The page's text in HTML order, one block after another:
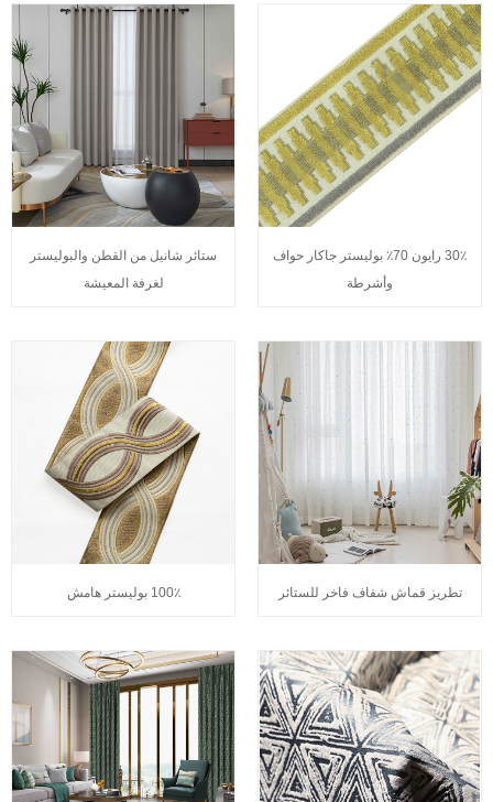
30٪ رايون 70٪ بوليستر جاكار حواف
وأشرطة
ستائر شانيل من القطن والبوليستر
لغرفة المعيشة
تطريز قماش شفاف فاخر للستائر 100٪ بوليستر هامش